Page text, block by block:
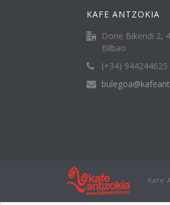
KAFE ANTZOKIA
Done Bikendi 2,
Bilbao
(+34) 944244625
Kafe